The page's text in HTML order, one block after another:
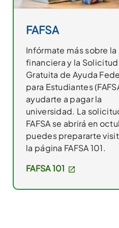
FAFSA
Infórmate más sobre la
financiera y la Solicitud
Gratuita de Ayuda
para Estudiantes
ayudarte a pagar la
universidad. La
FAFSA se abrirá en
puedes prepararte
la página FAFSA 101.
FAFSA 101